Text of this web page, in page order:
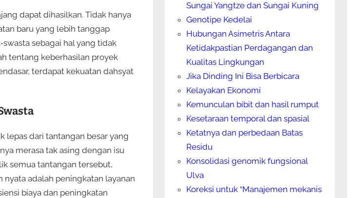
dapat dihasilkan. Tidak hanya
baru yang lebih tanggap
sebagai hal yang tidak
tentang keberhasilan proyek
terdapat kekuatan dahsyat
lepas dari tantangan besar yang
merasa tak asing dengan isu
semua tantangan tersebut,
adalah peningkatan layanan
biaya dan peningkatan
Sungai Yangtze dan Sungai Kuning
Genotipe Kedelai
Hubungan Asimetris Antara
Ketidakpastian Perdagangan dan
Kualitas Lingkungan
Jika Dinding Ini Bisa Berbicara
Kelayakan Ekonomi
Kemunculan bibit dan hasil rumput
Kesetaraan temporal dan spasial
Ketatnya dan perbedaan Batas
Residu
Konsolidasi genomik fungsional
Ulva
Koreksi untuk “Manajemen mekanis